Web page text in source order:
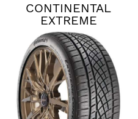
CONTINENTAL
EXTREME
CONTACT DWS06
PLUS